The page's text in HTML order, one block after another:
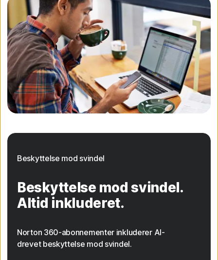
Beskyttelse mod svindel
Beskyttelse mod svindel.
Altid inkluderet.
Norton 360-abonnementer inkluderer AI-
drevet beskyttelse mod svindel.